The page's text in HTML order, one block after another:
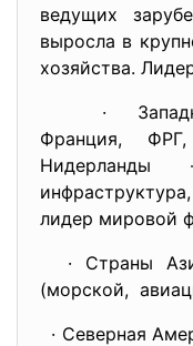
ведущих
выросла в
хозяйства.
·
Франция, ФРГ,
лидер мировой
· Страны
(морской,
· Северная